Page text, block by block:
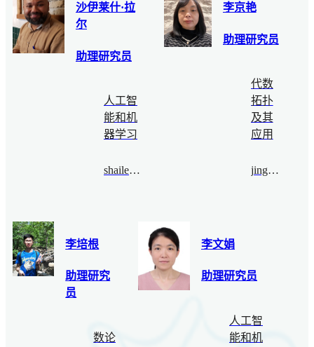
沙伊莱什·拉
尔
助理研究员
人工智
能和机
器学习
shaileshlal@bimsa.cn
李京艳
助理研究员
代数
拓扑
及其
应用
jingyanli@bimsa.cn
李培根
助理研究
员
数论
李文娟
助理研究员
人工智
能和机